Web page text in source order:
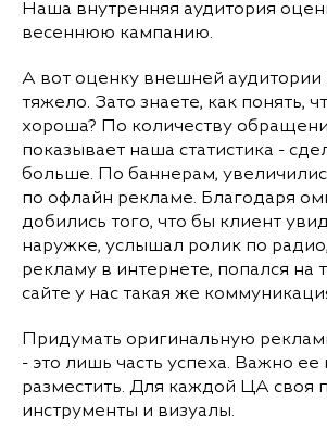
Наша внутренняя аудитория
весеннюю кампанию.
А вот оценку внешней аудитории
тяжело. Зато знаете, как понять,
хороша? По количеству
показывает наша статистика -
больше. По баннерам,
по офлайн рекламе. Благодаря
добились того, что бы клиент
наружке, услышал ролик по
рекламу в интернете, попался на
сайте у нас такая же
Придумать оригинальную
- это лишь часть успеха. Важно ее
разместить. Для каждой ЦА своя
инструменты и визуалы.